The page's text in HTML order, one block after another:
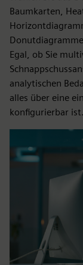
Baumkarten,
Egal, ob Sie
analytischen
alles über eine
konfigurierbar ist.